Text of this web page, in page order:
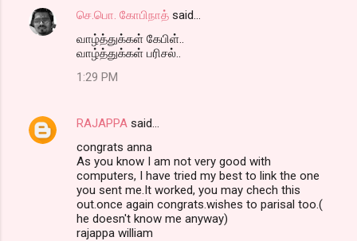
செ.பொ. கோபிநாத் said…
வாழ்த்துக்கள் கேபிள்..
வாழ்த்துக்கள் பரிசல்..
1:29 PM
RAJAPPA said…
congrats anna
As you know I am not very good with
computers, I have tried my best to link the one
you sent me.It worked, you may chech this
out.once again congrats.wishes to parisal too.(
he doesn't know me anyway)
rajappa william